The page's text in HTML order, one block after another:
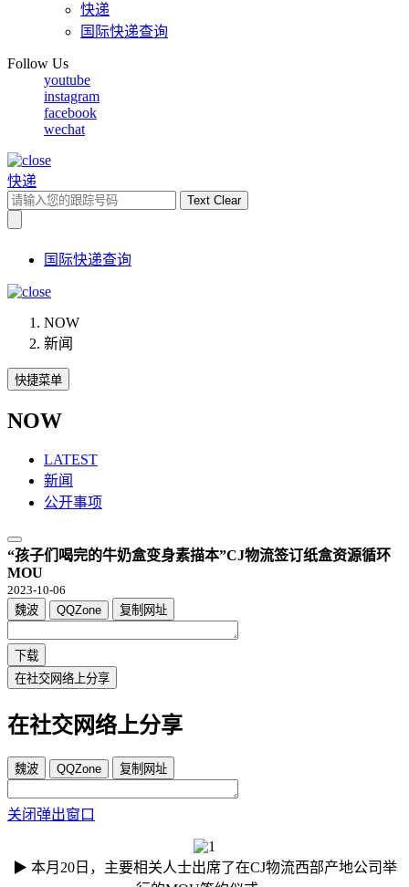
快递
国际快递查询
Follow Us
youtube
instagram
facebook
wechat
快递
Text Clear
国际快递查询
NOW
新闻
快捷菜单
NOW
LATEST
新闻
公开事项
“孩子们喝完的牛奶盒变身素描本”CJ物流签订纸盒资源循环
MOU
2023-10-06
魏波
QQZone 复制网址
下载
在社交网络上分享
在社交网络上分享
魏波 QQZone 复制网址
关闭弹出窗口
▶ 本月20日，主要相关人士出席了在CJ物流西部产地公司举